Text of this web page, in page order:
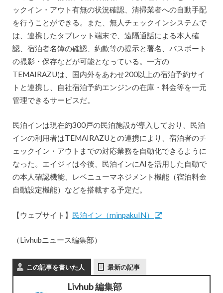
ックイン・アウト有無の状況確認、清掃業者への自動手配
を行うことができる。また、無人チェックインシステムで
は、連携したタブレット端末で、遠隔通話による本人確
認、宿泊者名簿の確認、約款等の提示と署名、パスポート
の撮影・保存などが可能となっている。一方の
TEMAIRAZUは、国内外をあわせ200以上の宿泊予約サイ
トと連携し、自社宿泊予約エンジンの在庫・料金等を一元
管理できるサービスだ。
民泊インは現在約300戸の民泊施設が導入しており、民泊
インの利用者はTEMAIRAZUとの連携により、宿泊者のチ
ェックイン・アウトまでの対応業務を自動化できるように
なった。エイジィは今後、民泊インにAIを活用した自動で
の本人確認機能、レベニューマネジメント機能（宿泊料金
自動設定機能）などを搭載する予定だ。
【ウェブサイト】 民泊イン（minpakuIN）
（Livhubニュース編集部）
この記事を書いた人 最新の記事
Livhub 編集部